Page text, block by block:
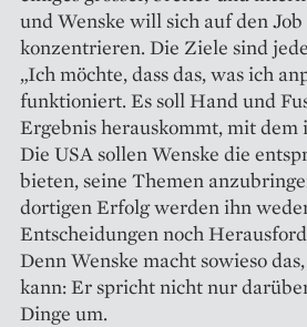
und Wenske will sich auf den
konzentrieren. Die Ziele sind
„Ich möchte, dass das, was ich
funktioniert. Es soll Hand und
Ergebnis herauskommt, mit dem
Die USA sollen Wenske die
bieten, seine Themen
dortigen Erfolg werden ihn
Entscheidungen noch
Denn Wenske macht sowieso
kann: Er spricht nicht nur
Dinge um.